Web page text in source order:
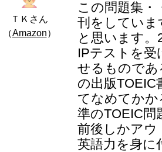
ＴＫさん
（Amazon）
この問題集・
刊をしていま
と思います
IPテストを受
せるものであ
の出版TOEIC
てなめてか
準のTOEIC問
前後しかアウ
英語力を身に